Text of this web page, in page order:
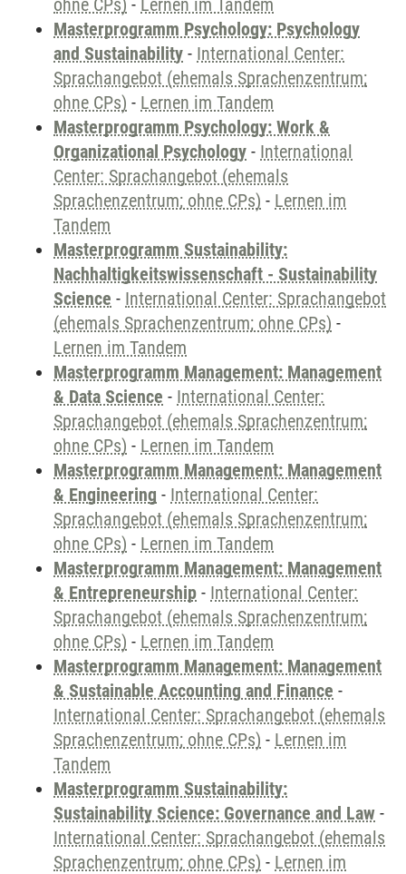
ohne CPs) - Lernen im Tandem
Masterprogramm Psychology: Psychology
and Sustainability - International Center:
Sprachangebot (ehemals Sprachenzentrum;
ohne CPs) - Lernen im Tandem
Masterprogramm Psychology: Work &
Organizational Psychology - International
Center: Sprachangebot (ehemals
Sprachenzentrum; ohne CPs) - Lernen im
Tandem
Masterprogramm Sustainability:
Nachhaltigkeitswissenschaft - Sustainability
Science - International Center: Sprachangebot
(ehemals Sprachenzentrum; ohne CPs) -
Lernen im Tandem
Masterprogramm Management: Management
& Data Science - International Center:
Sprachangebot (ehemals Sprachenzentrum;
ohne CPs) - Lernen im Tandem
Masterprogramm Management: Management
& Engineering - International Center:
Sprachangebot (ehemals Sprachenzentrum;
ohne CPs) - Lernen im Tandem
Masterprogramm Management: Management
& Entrepreneurship - International Center:
Sprachangebot (ehemals Sprachenzentrum;
ohne CPs) - Lernen im Tandem
Masterprogramm Management: Management
& Sustainable Accounting and Finance -
International Center: Sprachangebot (ehemals
Sprachenzentrum; ohne CPs) - Lernen im
Tandem
Masterprogramm Sustainability:
Sustainability Science: Governance and Law -
International Center: Sprachangebot (ehemals
Sprachenzentrum; ohne CPs) - Lernen im